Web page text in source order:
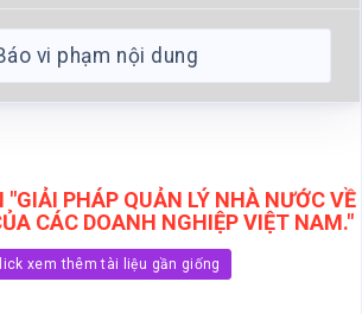
vi phạm nội dung
"GIẢI PHÁP QUẢN LÝ NHÀ NƯỚC VỀ
CÁC DOANH NGHIỆP VIỆT NAM."
xem thêm tài liệu gần giống